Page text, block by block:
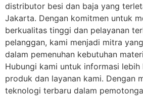
distributor besi dan baja yang
Jakarta. Dengan komitmen untuk
berkualitas tinggi dan pelayanan
pelanggan, kami menjadi mitra
dalam pemenuhan kebutuhan
Hubungi kami untuk informasi
produk dan layanan kami. Dengan
teknologi terbaru dalam